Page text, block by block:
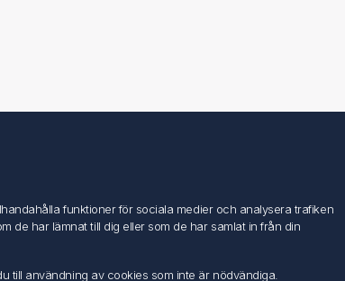
funktioner för sociala medier och analysera trafiken
de har lämnat till dig eller som de har samlat in från din
till användning av cookies som inte är nödvändiga.